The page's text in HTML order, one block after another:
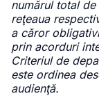
numărul total
reţeaua
a căror
prin acorduri
Criteriul de
este ordinea
audienţă.